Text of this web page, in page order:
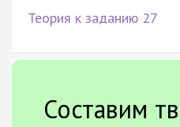
Теория к заданию 27
Составим